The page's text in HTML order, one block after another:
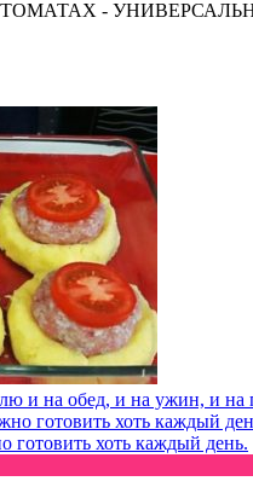
и на обед, и на ужин, и на
хоть каждый день.